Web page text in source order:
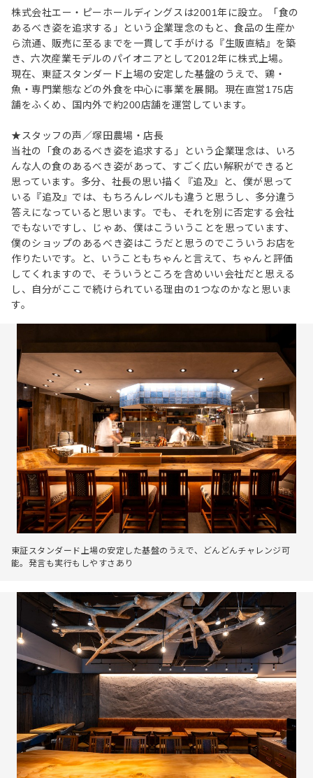
株式会社エー・ピーホールディングスは2001年に設立。「食の
あるべき姿を追求する」という企業理念のもと、食品の生産か
ら流通、販売に至るまでを一貫して手がける『生販直結』を築
き、六次産業モデルのパイオニアとして2012年に株式上場。
現在、東証スタンダード上場の安定した基盤のうえで、鶏・
魚・専門業態などの外食を中心に事業を展開。現在直営175店
舗をふくめ、国内外で約200店舗を運営しています。
★スタッフの声／塚田農場・店長
当社の「食のあるべき姿を追求する」という企業理念は、いろ
んな人の食のあるべき姿があって、すごく広い解釈ができると
思っています。多分、社長の思い描く『追及』と、僕が思って
いる『追及』では、もちろんレベルも違うと思うし、多分違う
答えになっていると思います。でも、それを別に否定する会社
でもないですし、じゃあ、僕はこういうことを思っています、
僕のショップのあるべき姿はこうだと思うのでこういうお店を
作りたいです。と、いうこともちゃんと言えて、ちゃんと評価
してくれますので、そういうところを含めいい会社だと思える
し、自分がここで続けられている理由の1つなのかなと思いま
す。
東証スタンダード上場の安定した基盤のうえで、どんどんチャレンジ可
能。発言も実行もしやすさあり